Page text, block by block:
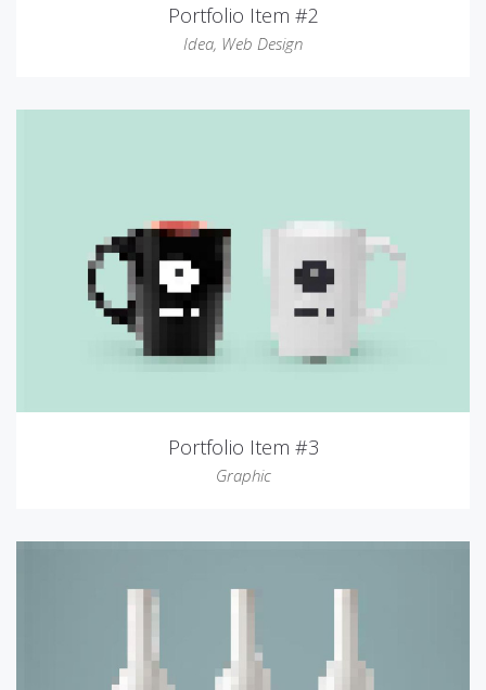
Portfolio Item #2
Idea, Web Design
Portfolio Item #3
Graphic